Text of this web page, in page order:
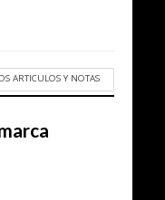
ARTICULOS Y NOTAS